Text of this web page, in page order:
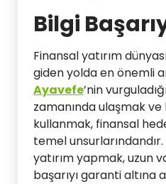
Bilgi
Finansal yatırım
giden yolda en önemli
Ayavefe’nin
zamanında ulaşmak
kullanmak, finansal
temel
yatırım yapmak, uzun
başarıyı garanti altına